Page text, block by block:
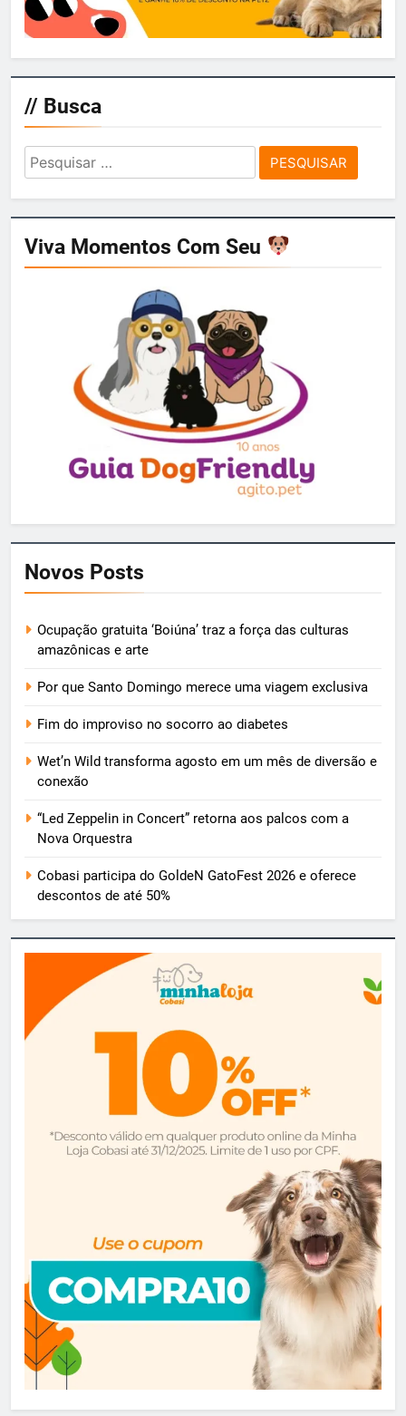
// Busca
Pesquisar
por:
Viva Momentos Com Seu
Novos Posts
Ocupação gratuita ‘Boiúna’ traz a força das culturas
amazônicas e arte
Por que Santo Domingo merece uma viagem exclusiva
Fim do improviso no socorro ao diabetes
Wet’n Wild transforma agosto em um mês de diversão e
conexão
“Led Zeppelin in Concert” retorna aos palcos com a
Nova Orquestra
Cobasi participa do GoldeN GatoFest 2026 e oferece
descontos de até 50%